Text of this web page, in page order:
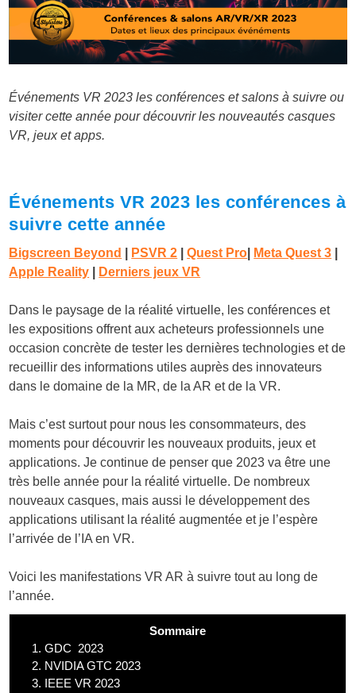
Événements VR 2023 les conférences et salons à suivre ou
visiter cette année pour découvrir les nouveautés casques
VR, jeux et apps.
Événements VR 2023 les conférences à
suivre cette année
Bigscreen Beyond PSVR 2 |Quest Pro Meta Quest 3
Apple Reality
Derniers jeux VR
Dans le paysage de la réalité virtuelle, les conférences et
les expositions offrent aux acheteurs professionnels une
occasion concrète de tester les dernières technologies et de
recueillir des informations utiles auprès des innovateurs
dans le domaine de la MR, de la AR et de la VR.
Mais c’est surtout pour nous les consommateurs, des
moments pour découvrir les nouveaux produits, jeux et
applications. Je continue de penser que 2023 va être une
très belle année pour la réalité virtuelle. De nombreux
nouveaux casques, mais aussi le développement des
applications utilisant la réalité augmentée et je l’espère
l’arrivée de l’IA en VR.
Voici les manifestations VR AR à suivre tout au long de
l’année.
Sommaire
1. GDC 2023
2. NVIDIA GTC 2023
3. IEEE VR 2023